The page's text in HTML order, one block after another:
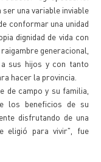
una variable inviable
conformar una unidad
dignidad de vida con
generacional,
sus hijos y con tanto
hacer la provincia.
de campo y su familia,
los beneficios de su
disfrutando de una
eligió para vivir", fue